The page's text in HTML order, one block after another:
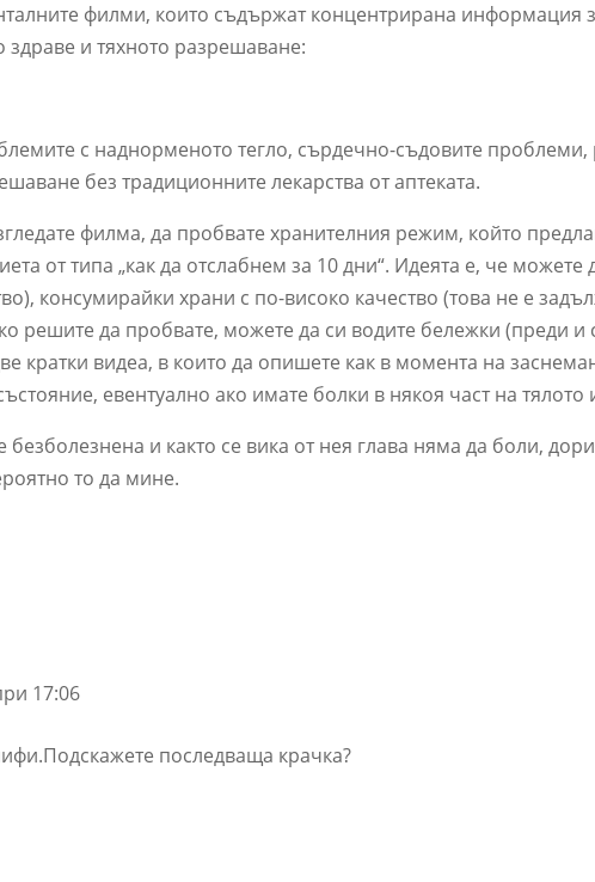
филми, които съдържат концентрирана информация
и тяхното разрешаване:
с наднорменото тегло, сърдечно-съдовите проблеми,
без традиционните лекарства от аптеката.
филма, да пробвате хранителния режим, който
от типа „как да отслабнем за 10 дни“. Идеята е, че можете
консумирайки храни с по-високо качество (това не е
решите да пробвате, можете да си водите бележки (преди и
кратки видеа, в които да опишете как в момента на
евентуално ако имате болки в някоя част на тялото
и както се вика от нея глава няма да боли,
то да мине.
17:06
последваща крачка?